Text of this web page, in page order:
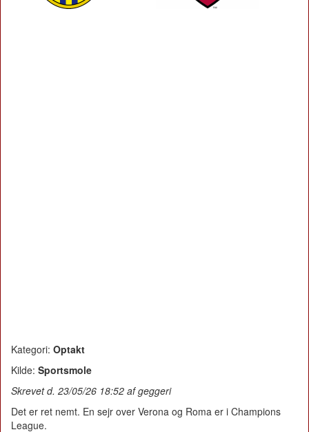
Kategori: Optakt
Kilde: Sportsmole
Skrevet d. 23/05/26 18:52 af geggeri
Det er ret nemt. En sejr over Verona og Roma er i Champions
League.